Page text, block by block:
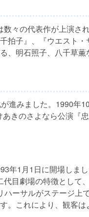
々の代表作が上演さ
拍子』、『ウエスト
明石照子、八千草薫
進みました。1990年
きのさよなら公演『
年1月1日に開場しま
目劇場の特徴として
ーサルがステージ上
。これにより、観客